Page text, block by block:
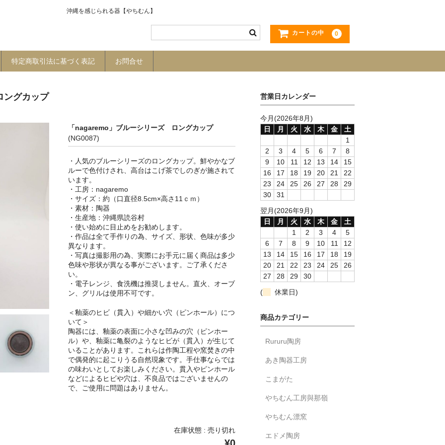
沖縄を感じられる器【やちむん】
カートの中 0
特定商取引法に基づく表記 お問合せ
グカップ
「nagaremo」ブルーシリーズ ロングカップ
(NG0087)
・人気のブルーシリーズのロングカップ。鮮やかなブ
ルーで色付けされ、高台はこげ茶でしのぎが施されて
います。
・工房：nagaremo
・サイズ：約（口直径8.5cm×高さ11ｃｍ）
・素材：陶器
・生産地：沖縄県読谷村
・使い始めに目止めをお勧めします。
・作品は全て手作りの為、サイズ、形状、色味が多少
異なります。
・写真は撮影用の為、実際にお手元に届く商品は多少
色味や形状が異なる事がございます。ご了承くださ
い。
・電子レンジ、食洗機は推奨しません。直火、オーブ
ン、グリルは使用不可です。
＜釉薬のヒビ（貫入）や細かい穴（ピンホール）につ
いて＞
陶器には、釉薬の表面に小さな凹みの穴（ピンホー
ル）や、釉薬に亀裂のようなヒビが（貫入）が生じて
いることがあります。これらは作陶工程や窯焚きの中
で偶発的に起こりうる自然現象です。手仕事ならでは
の味わいとしてお楽しみください。貫入やピンホール
などによるヒビや穴は、不良品ではございませんの
で、ご使用に問題はありません。
在庫状態 : 売り切れ
営業日カレンダー
今月(2026年8月)
日
月 火 水 木 金
土
1
2
3 4 5 6 7
8
9
10 11 12 13 14
15
16
17 18 19 20 21
22
23
24 25 26 27 28
29
30
31
翌月(2026年9月)
日
月 火 水 木 金
土
1
2 3 4
5
6
7 8 9 10 11
12
13
14 15 16 17 18
19
20
21 22 23 24 25
26
27
28 29
30
(
休業日)
商品カテゴリー
Rururu陶房
あき陶器工房
こまがた
やちむん工房與那嶺
やちむん漂窯
エドメ陶房